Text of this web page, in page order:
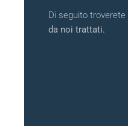
Di seguito troverete
da noi trattati.